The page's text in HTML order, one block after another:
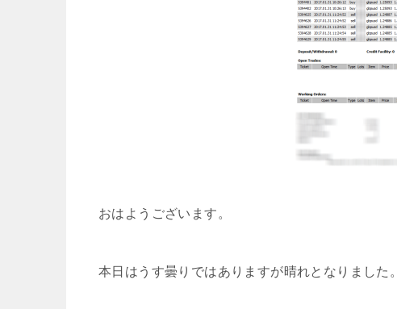
おはようございます。
本日はうす曇りではありますが晴れとなりました。